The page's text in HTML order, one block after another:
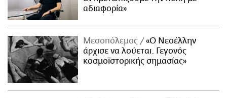
αδιαφορία»
Μεσοπόλεμος
«Ο Νεοέλλην
άρχισε να λούεται. Γεγονός
κοσμοϊστορικής σημασίας»